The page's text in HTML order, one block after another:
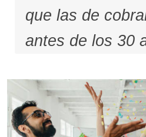
que las de
antes de los 30